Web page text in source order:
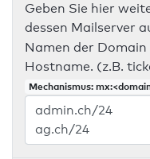
Geben Sie hier
dessen Mailserver
Namen der Domain
Hostname. (z.B.
Mechanismus: